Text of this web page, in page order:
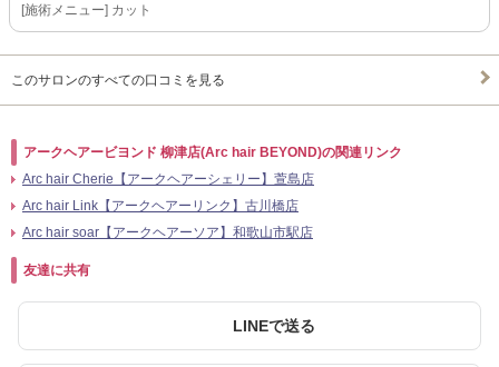
[施術メニュー] カット
このサロンのすべての口コミを見る
アークヘアービヨンド 柳津店(Arc hair BEYOND)の関連リンク
Arc hair Cherie【アークヘアーシェリー】萱島店
Arc hair Link【アークヘアーリンク】古川橋店
Arc hair soar【アークヘアーソア】和歌山市駅店
友達に共有
LINEで送る